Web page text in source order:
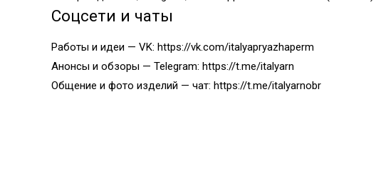
Соцсети и чаты
Работы и идеи — VK: https://vk.com/italyapryazhaperm
Анонсы и обзоры — Telegram: https://t.me/italyarn
Общение и фото изделий — чат: https://t.me/italyarnobr